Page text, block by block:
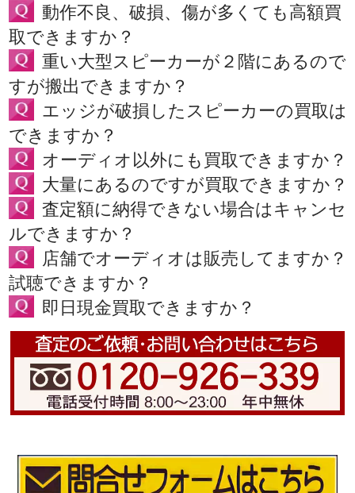
動作不良、破損、傷が多くても高額買
取できますか？
重い大型スピーカーが２階にあるので
すが搬出できますか？
エッジが破損したスピーカーの買取は
できますか？
オーディオ以外にも買取できますか？
大量にあるのですが買取できますか？
査定額に納得できない場合はキャンセ
ルできますか？
店舗でオーディオは販売してますか？
試聴できますか？
即日現金買取できますか？